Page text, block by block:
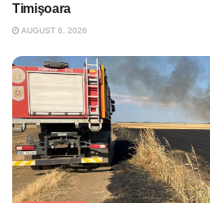
Timişoara
AUGUST 6, 2026